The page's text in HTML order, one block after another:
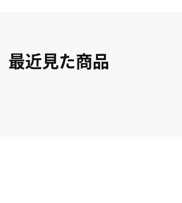
最近見た商品